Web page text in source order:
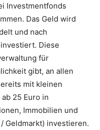
Investmentfonds
Das Geld wird
und nach
Diese
für
gibt, an allen
mit kleinen
25 Euro in
Immobilien und
Geldmarkt) investieren.